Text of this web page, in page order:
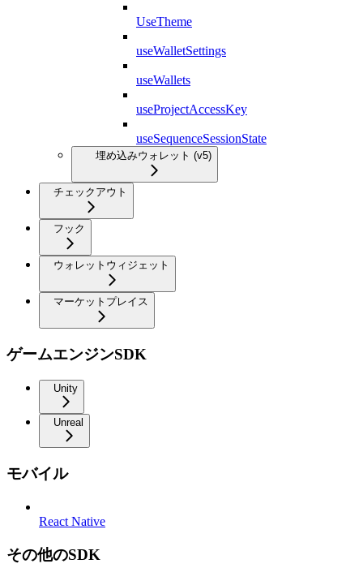
UseTheme
useWalletSettings
useWallets
useProjectAccessKey
useSequenceSessionState
埋め込みウォレット (v5)
チェックアウト
フック
ウォレットウィジェット
マーケットプレイス
ゲームエンジンSDK
Unity
Unreal
モバイル
React Native
その他のSDK